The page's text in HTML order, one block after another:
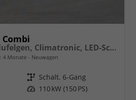
Extra Plus 16" Alufelgen, Climatronic, LED-Scheinwerfer, Parksensoren hinten, Radio 10" + Wireless Smartlink, Tempomat, Multifunktions-Lederlenkrad, Dachreling uvm.
4 Monate Neuwagen
Getriebe Schalt. 6-Gang
Leistung 110 kW (150 PS)